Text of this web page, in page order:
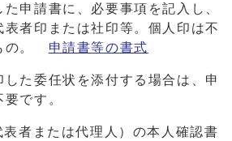
申請書に、必要事項を記入し、
者印または社印等。個人印は不
の。 申請書等の書式
た委任状を添付する場合は、申
です。
者または代理人）の本人確認書